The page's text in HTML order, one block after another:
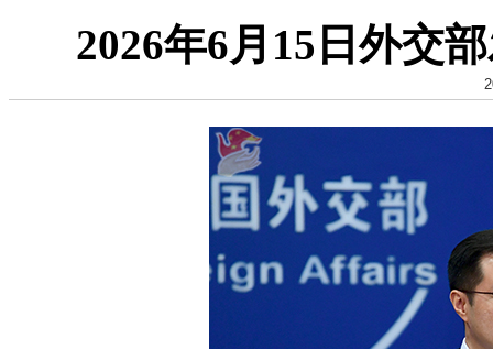
2026年6月15日外交